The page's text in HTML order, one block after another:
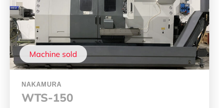
Machine sold
NAKAMURA
WTS-150